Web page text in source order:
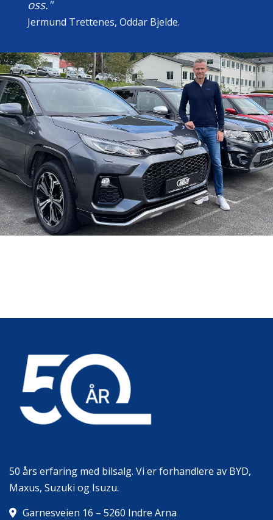
oss."
Jermund Trettenes, Oddar Bjelde.
50 års erfaring med bilsalg. Vi er forhandlere av BYD,
Maxus, Suzuki og Isuzu.
Garnesveien 16 – 5260 Indre Arna